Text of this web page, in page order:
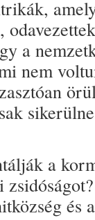
a
nem
a
és